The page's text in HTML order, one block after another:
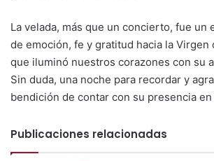
La velada, más que un concierto, fue un
de emoción, fe y gratitud hacia la Virgen
que iluminó nuestros corazones con su
Sin duda, una noche para recordar y
bendición de contar con su presencia
Publicaciones relacionadas